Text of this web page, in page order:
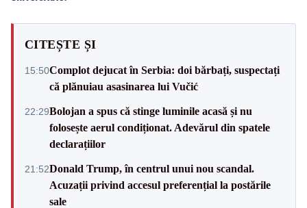
CITEȘTE ȘI
15:50Complot dejucat în Serbia: doi bărbați, suspectați
că plănuiau asasinarea lui Vučić
22:29Bolojan a spus că stinge luminile acasă și nu
folosește aerul condiționat. Adevărul din spatele
declarațiilor
21:52Donald Trump, în centrul unui nou scandal.
Acuzații privind accesul preferențial la postările
sale